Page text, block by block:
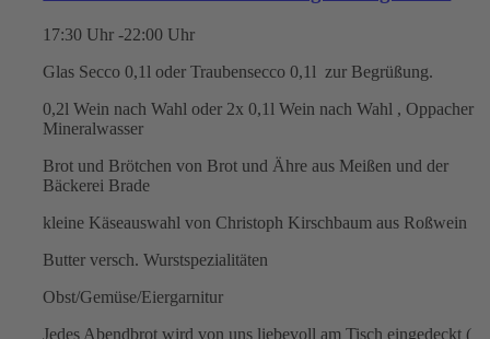
17:30 Uhr -22:00 Uhr
Glas Secco 0,1l oder Traubensecco 0,1l zur Begrüßung.
0,2l Wein nach Wahl oder 2x 0,1l Wein nach Wahl , Oppacher
Mineralwasser
Brot und Brötchen von Brot und Ähre aus Meißen und der
Bäckerei Brade
kleine Käseauswahl von Christoph Kirschbaum aus Roßwein
Butter versch. Wurstspezialitäten
Obst/Gemüse/Eiergarnitur
Jedes Abendbrot wird von uns liebevoll am Tisch eingedeckt (